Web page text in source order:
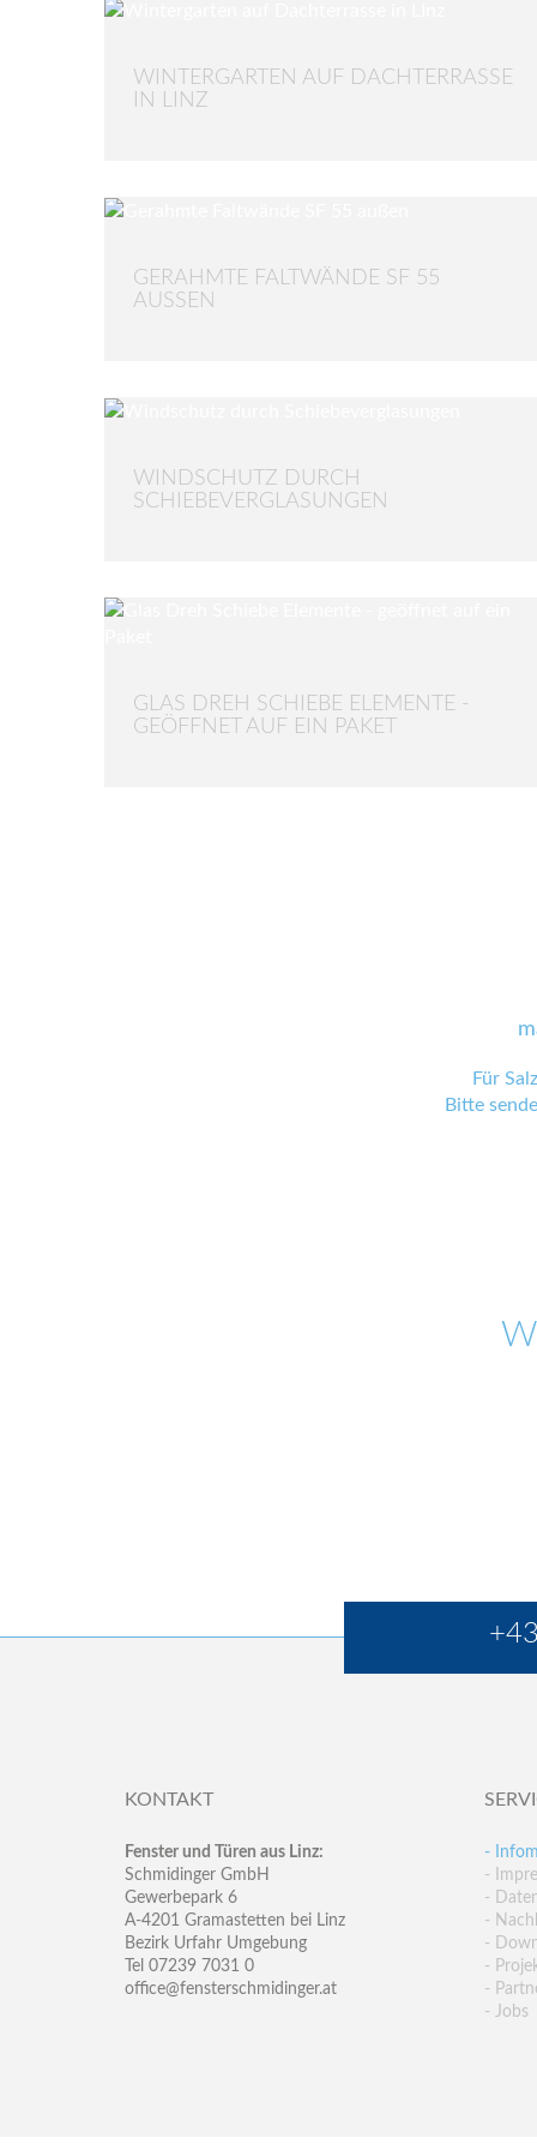
WINTERGARTEN AUF DACHTERRASSE
IN LINZ
GERAHMTE FALTWÄNDE SF 55
AUSSEN
WINDSCHUTZ DURCH
SCHIEBEVERGLASUNGEN
GLAS DREH SCHIEBE ELEMENTE -
GEÖFFNET AUF EIN PAKET
Für
Bitte
KONTAKT
Fenster und Türen aus Linz:
Schmidinger GmbH
Gewerbepark 6
A-4201 Gramastetten bei Linz
Bezirk Urfahr Umgebung
Tel 07239 7031 0
office@fensterschmidinger.at
-
-
-
-
-
-
-
- Jobs